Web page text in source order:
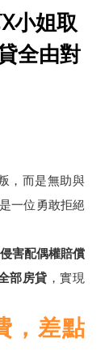
小姐取
全由對
，而是無助與
一位勇敢拒絕
害配偶權賠償
部房貸 ，實現
，差點